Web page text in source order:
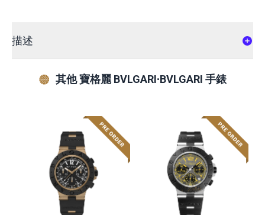
描述
其他 寶格麗 BVLGARI∙BVLGARI 手錶